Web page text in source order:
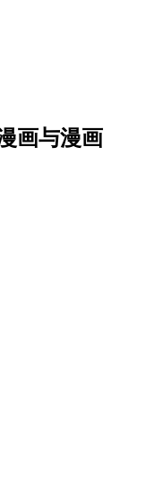
画与漫画